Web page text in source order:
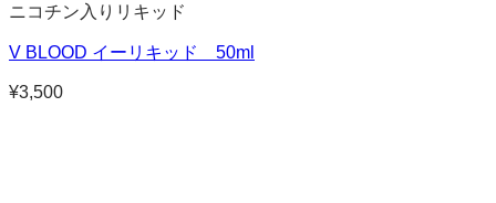
ニコチン入りリキッド
V BLOOD イーリキッド 50ml
¥3,500